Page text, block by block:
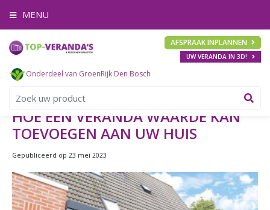
n
AFSPRAAK INPLANNEN
UW VERANDA IN 3D!
Onderdeel van GroenRijk Den Bosch
MENU
HOE EEN VERANDA WAARDE KAN
TOEVOEGEN AAN UW HUIS
Gepubliceerd op 23 mei 2023